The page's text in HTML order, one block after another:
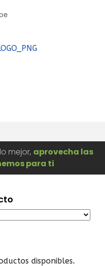
mejor, aprovecha las
para ti
disponibles.